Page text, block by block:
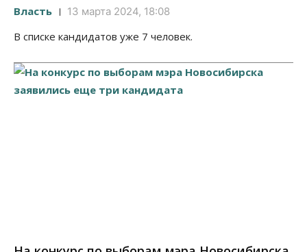
Власть 13 марта 2024, 18:08
В списке кандидатов уже 7 человек.